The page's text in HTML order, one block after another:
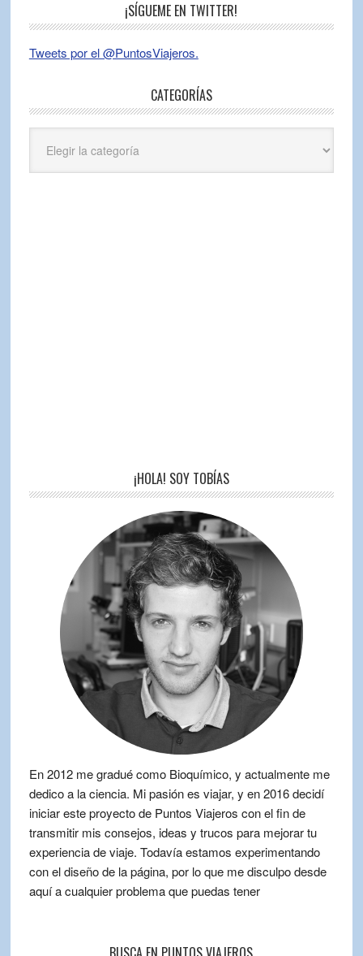
¡SÍGUEME EN TWITTER!
Tweets por el @PuntosViajeros.
CATEGORÍAS
¡HOLA! SOY TOBÍAS
En 2012 me gradué como Bioquímico, y actualmente me
dedico a la ciencia. Mi pasión es viajar, y en 2016 decidí
iniciar este proyecto de Puntos Viajeros con el fin de
transmitir mis consejos, ideas y trucos para mejorar tu
experiencia de viaje. Todavía estamos experimentando
con el diseño de la página, por lo que me disculpo desde
aquí a cualquier problema que puedas tener